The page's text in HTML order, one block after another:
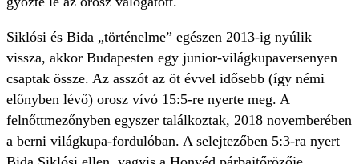
Siklósi és Bida „történelme” egészen 2013-ig nyúlik
vissza, akkor Budapesten egy junior-világkupaversenyen
csaptak össze. Az asszót az öt évvel idősebb (így némi
előnyben lévő) orosz vívó 15:5-re nyerte meg. A
felnőttmezőnyben egyszer találkoztak, 2018 novemberében
a berni világkupa-fordulóban. A selejtezőben 5:3-ra nyert